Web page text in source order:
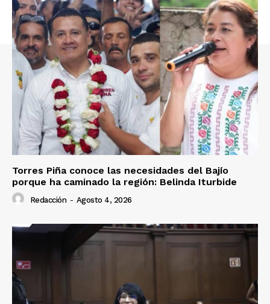
Torres Piña conoce las necesidades del Bajío
porque ha caminado la región: Belinda Iturbide
Redacción - Agosto 4, 2026